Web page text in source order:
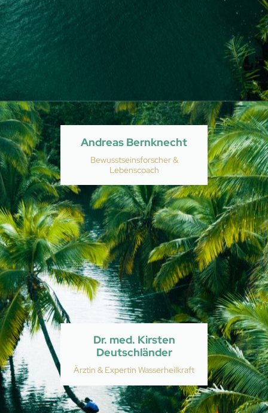
Andreas Bernknecht
Bewusstseinsforscher &
Lebenscoach
Dr. med. Kirsten
Deutschländer
Ärztin & Expertin Wasserheilkraft